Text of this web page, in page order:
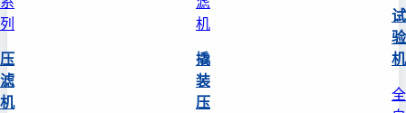
压
滤
机
撬
装
压
试
验
机
全